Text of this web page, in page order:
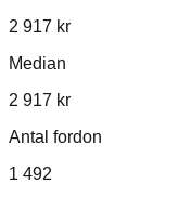
2 917 kr
Median
2 917 kr
Antal fordon
1 492